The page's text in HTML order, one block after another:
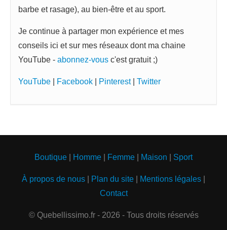
barbe et rasage), au bien-être et au sport.
Je continue à partager mon expérience et mes
conseils ici et sur mes réseaux dont ma chaine
YouTube - abonnez-vous c'est gratuit ;)
YouTube Facebook Pinterest| Twitter
Boutique Homme Femme Maison Sport
À propos de nous Plan du site Mentions légales
Contact
© Quebellissimo.fr - 2026 - Tous droits réservés